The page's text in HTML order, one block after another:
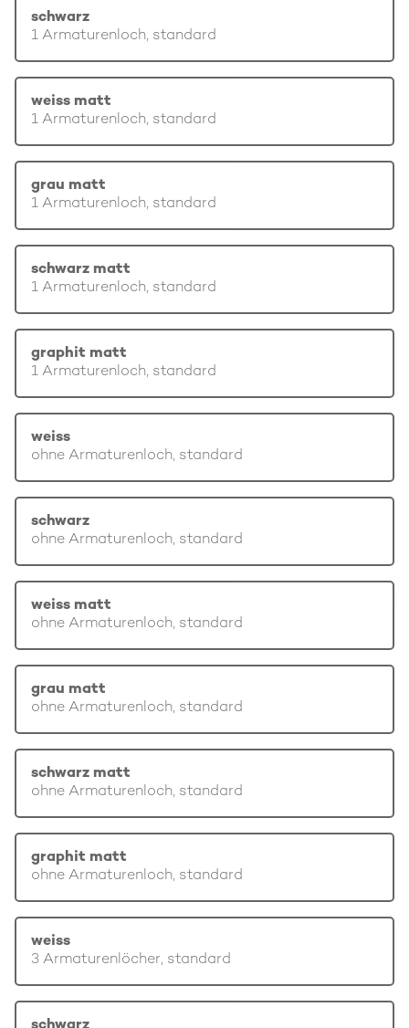
schwarz
1 Armaturenloch, standard
weiss matt
1 Armaturenloch, standard
grau matt
1 Armaturenloch, standard
schwarz matt
1 Armaturenloch, standard
graphit matt
1 Armaturenloch, standard
weiss
ohne Armaturenloch, standard
schwarz
ohne Armaturenloch, standard
weiss matt
ohne Armaturenloch, standard
grau matt
ohne Armaturenloch, standard
schwarz matt
ohne Armaturenloch, standard
graphit matt
ohne Armaturenloch, standard
weiss
3 Armaturenlöcher, standard